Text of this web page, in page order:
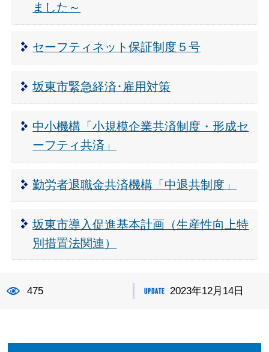
ました～
セーフティネット保証制度５号
坂東市緊急経済･雇用対策
中小機構「小規模企業共済制度・形成セ
ーフティ共済」
勤労者退職金共済機構「中退共制度」
坂東市導入促進基本計画（生産性向上特
別措置法関連）
475 2023年12月14日